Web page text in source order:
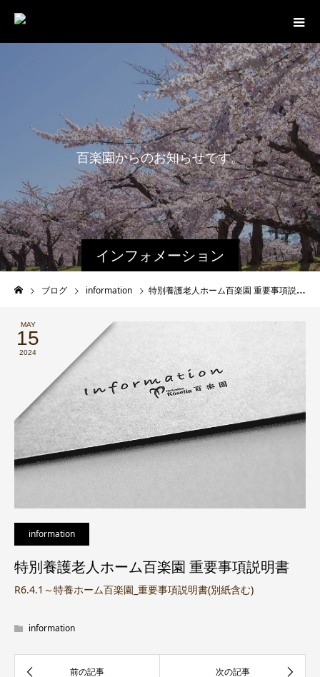
インフォメーション
百楽園からのお知らせです。
ブログ information 特別養護老人ホーム百楽園 重要事項説明書
MAY
15
2024
information
特別養護老人ホーム百楽園 重要事項説明書
R6.4.1～特養ホーム百楽園_重要事項説明書(別紙含む)
information